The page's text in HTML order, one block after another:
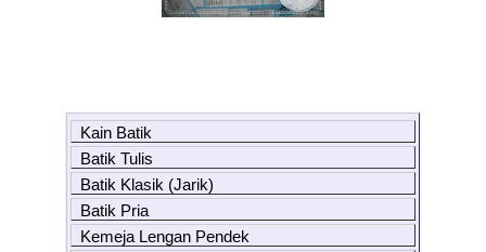
Kain Batik
Batik Tulis
Batik Klasik (Jarik)
Batik Pria
Kemeja Lengan Pendek